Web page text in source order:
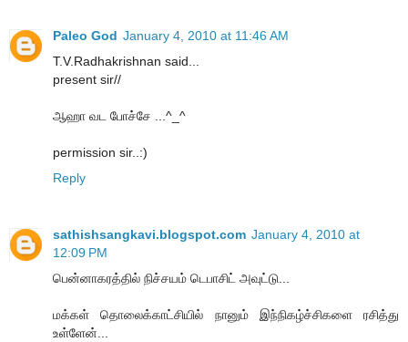
Paleo God January 4, 2010 at 11:46 AM
T.V.Radhakrishnan said...
present sir//
ஆஹா வட போச்சே ...^_^
permission sir..:)
Reply
sathishsangkavi.blogspot.com January 4, 2010 at
12:09 PM
பென்னாகரத்தில் நிச்சயம் டெபாசிட் அவுட்டு...
மக்கள் தொலைக்காட்சியில் நானும் இந்நிகழ்ச்சிகளை ரசித்து
உள்ளேன்...